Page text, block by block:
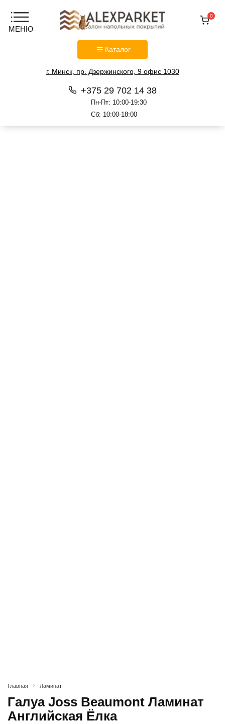
Каталог
г. Минск, пр. Дзержинского, 9 офис 1030
+375 29 702 14 38
Пн-Пт: 10:00-19:30
Сб: 10:00-18:00
0
Главная Ламинат
Галуа Joss Beaumont Ламинат
Английская Ёлка